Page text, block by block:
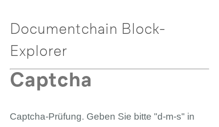
Documentchain Block-
Explorer
Captcha
Captcha-Prüfung. Geben Sie bitte "d-m-s" in